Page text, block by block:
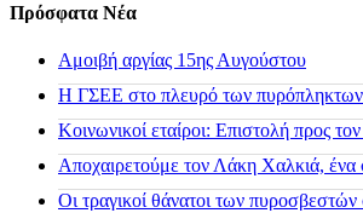
Πρόσφατα Νέα
Αμοιβή αργίας 15ης Αυγούστου
H ΓΣΕΕ στο πλευρό των
Κοινωνικοί εταίροι: Επιστολή προς
Αποχαιρετούμε τον Λάκη Χαλκιά, ένα
Οι τραγικοί θάνατοι των